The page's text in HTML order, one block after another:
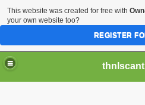
This website was created for free with
your own website too?
REGISTER